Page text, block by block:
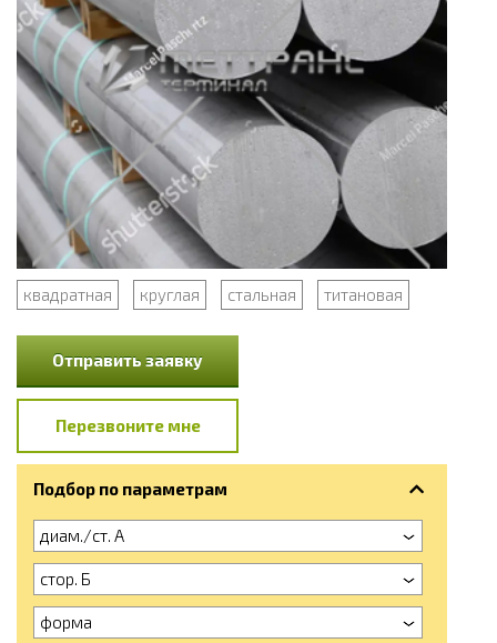
квадратная круглая стальная титановая
Отправить заявку
Перезвоните мне
Подбор по параметрам
диам./ст. А
стор. Б
форма